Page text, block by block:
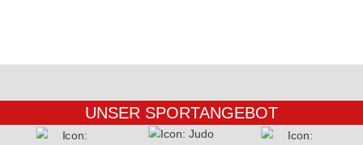
UNSER SPORTANGEBOT